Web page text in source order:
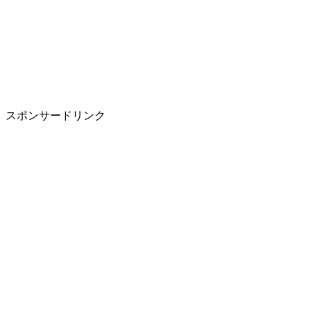
スポンサードリンク